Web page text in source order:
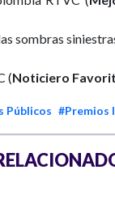
sombras
(Noticiero
Públicos #Premios